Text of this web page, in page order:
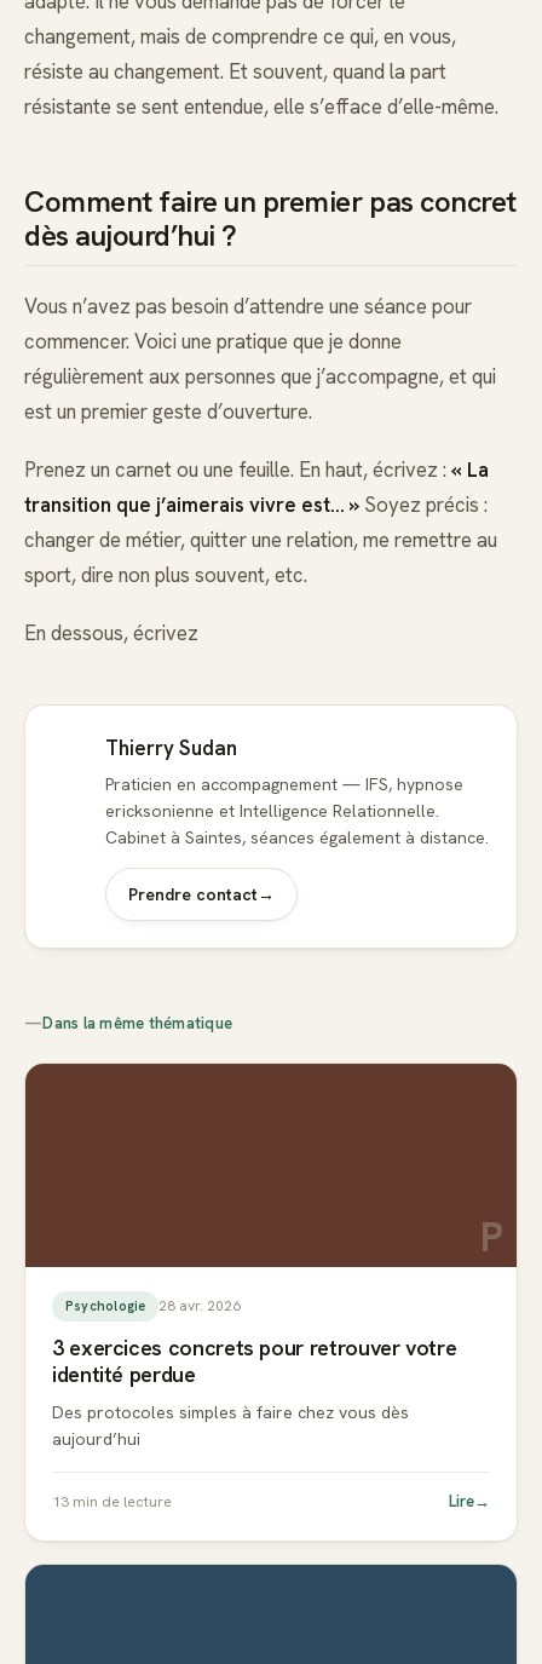
changement, mais de comprendre ce qui, en vous,
résiste au changement. Et souvent, quand la part
résistante se sent entendue, elle s’efface d’elle-même.
Comment faire un premier pas concret
dès aujourd’hui ?
Vous n’avez pas besoin d’attendre une séance pour
commencer. Voici une pratique que je donne
régulièrement aux personnes que j’accompagne, et qui
est un premier geste d’ouverture.
Prenez un carnet ou une feuille. En haut, écrivez : « La
transition que j’aimerais vivre est… » Soyez précis :
changer de métier, quitter une relation, me remettre au
sport, dire non plus souvent, etc.
En dessous, écrivez
Thierry Sudan
Praticien en accompagnement — IFS, hypnose
ericksonienne et Intelligence Relationnelle.
Cabinet à Saintes, séances également à distance.
Prendre contact→
—Dans la même thématique
P
Psychologie 28 avr. 2026
3 exercices concrets pour retrouver votre
identité perdue
Des protocoles simples à faire chez vous dès
aujourd’hui
13 min de lecture Lire→